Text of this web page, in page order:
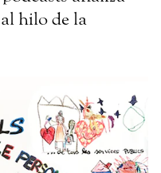
hilo de la